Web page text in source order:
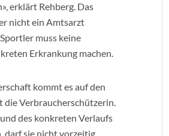
erklärt Rehberg. Das
nicht ein Amtsarzt
muss keine
Erkrankung machen.
kommt es auf den
die Verbraucherschützerin.
des konkreten Verlaufs
darf sie nicht vorzeitig